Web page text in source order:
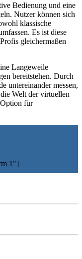
Bedienung und eine
Nutzer können sich
klassische
Es ist diese
gleichermaßen
Langeweile
bereitstehen. Durch
untereinander messen,
Welt der virtuellen
für
1"]